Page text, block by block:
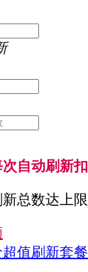
次自动刷新
总数达上
值刷新套餐